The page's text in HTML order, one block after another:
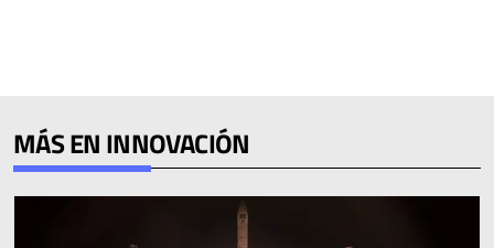
MÁS EN INNOVACIÓN